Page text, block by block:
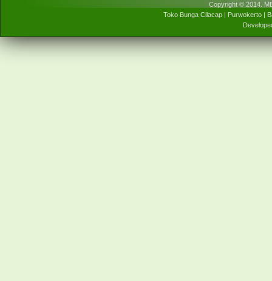
Copyright © 2014.
Toko Bunga Cilacap | Purwokerto |